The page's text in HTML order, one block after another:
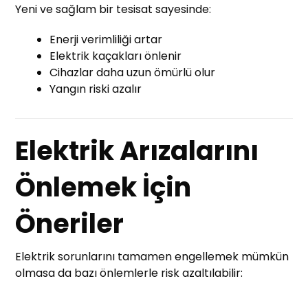
Yeni ve sağlam bir tesisat sayesinde:
Enerji verimliliği artar
Elektrik kaçakları önlenir
Cihazlar daha uzun ömürlü olur
Yangın riski azalır
Elektrik Arızalarını
Önlemek İçin
Öneriler
Elektrik sorunlarını tamamen engellemek mümkün
olmasa da bazı önlemlerle risk azaltılabilir: